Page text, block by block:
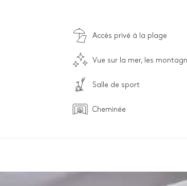
Accès privé à la plage
Vue sur la mer, les
Salle de sport
Cheminée